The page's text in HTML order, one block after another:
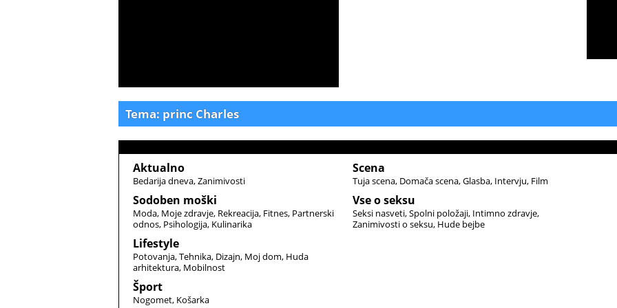
Tema: princ Charles
Aktualno
Bedarija dneva Zanimivosti
Sodoben moški
Moda Moje zdravje Rekreacija Fitnes Partnerski
odnos Psihologija Kulinarika
Lifestyle
Potovanja Tehnika Dizajn Moj dom Huda
arhitektura Mobilnost
Šport
Nogomet Košarka
Scena
Tuja scena Domača scena Glasba Intervju Film
Vse o seksu
Seksi nasveti Spolni položaji Intimno zdravje
Zanimivosti o seksu Hude bejbe